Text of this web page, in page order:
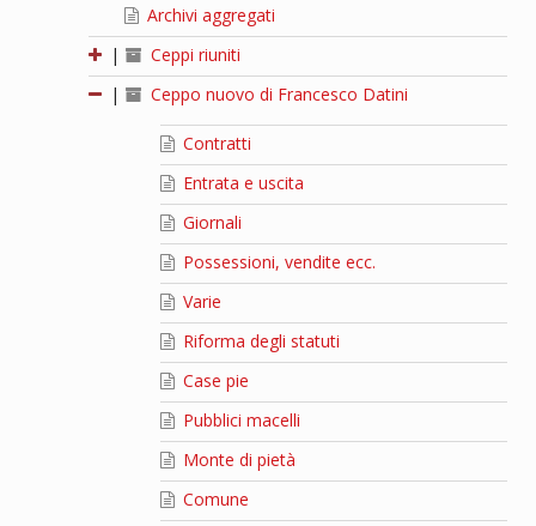
Archivi aggregati
|
Ceppi riuniti
|
Ceppo nuovo di Francesco Datini
Contratti
Entrata e uscita
Giornali
Possessioni, vendite ecc.
Varie
Riforma degli statuti
Case pie
Pubblici macelli
Monte di pietà
Comune